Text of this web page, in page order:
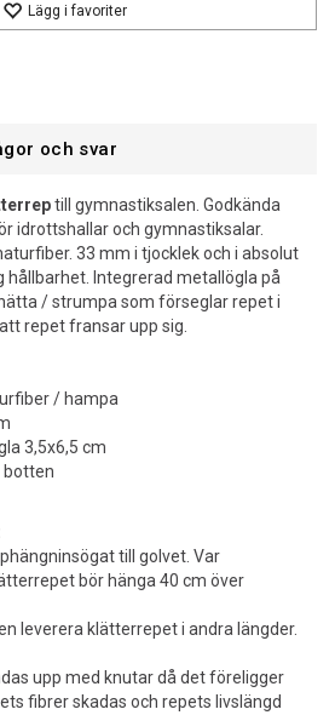
Lägg i favoriter
och svar
till gymnastiksalen. Godkända
idrottshallar och gymnastiksalar.
33 mm i tjocklek och i absolut
hållbarhet. Integrerad metallögla på
/ strumpa som förseglar repet i
repet fransar upp sig.
/ hampa
3,5x6,5 cm
botten
till golvet. Var
bör hänga 40 cm över
leverera klätterrepet i andra längder.
upp med knutar då det föreligger
fibrer skadas och repets livslängd